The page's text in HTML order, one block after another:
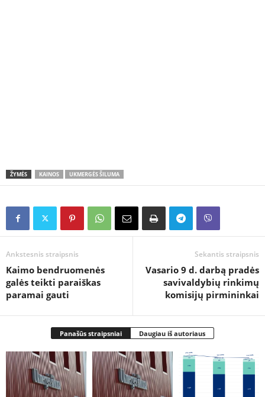
ŽYMĖS KAINOS UKMERGĖS ŠILUMA
Ankstesnis straipsnis
Kaimo bendruomenės
galės teikti paraiškas
paramai gauti
Sekantis straipsnis
Vasario 9 d. darbą pradės
savivaldybių rinkimų
komisijų pirmininkai
Panašūs straipsniai Daugiau iš autoriaus